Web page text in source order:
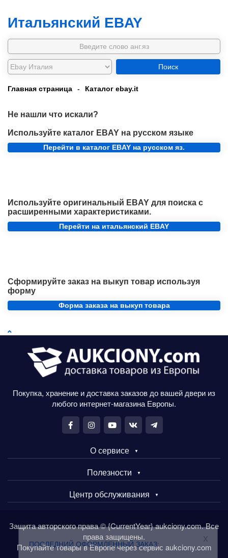
ПОСЛЕДНИЙ ОФОРМЛЕННЫЙ ЗАКАЗ:
x
Итальянский EBAY
Поиск
Главная страница - Каталог ebay.it
Не нашли что искали?
Используйте каталог EBAY на русском языке
Перейти в каталог EBAY на русском яз.
Используйте оригинальный EBAY для поиска с
расширенными характеристиками.
Перейти на итальянский EBAY
Сформируйте заказ на выкуп товар используя
форму
Форма заказа на выкуп товара
Покупка, хранение и доставка заказов до вашей двери из
любого интернет-магазина Европы.
О сервисе
Полезности
Центр обслуживания
Защита авторского права © {CurrentYear} aukciony.com. Все
права защищены.
Покупайте товары в Европе через сервис aukciony.com